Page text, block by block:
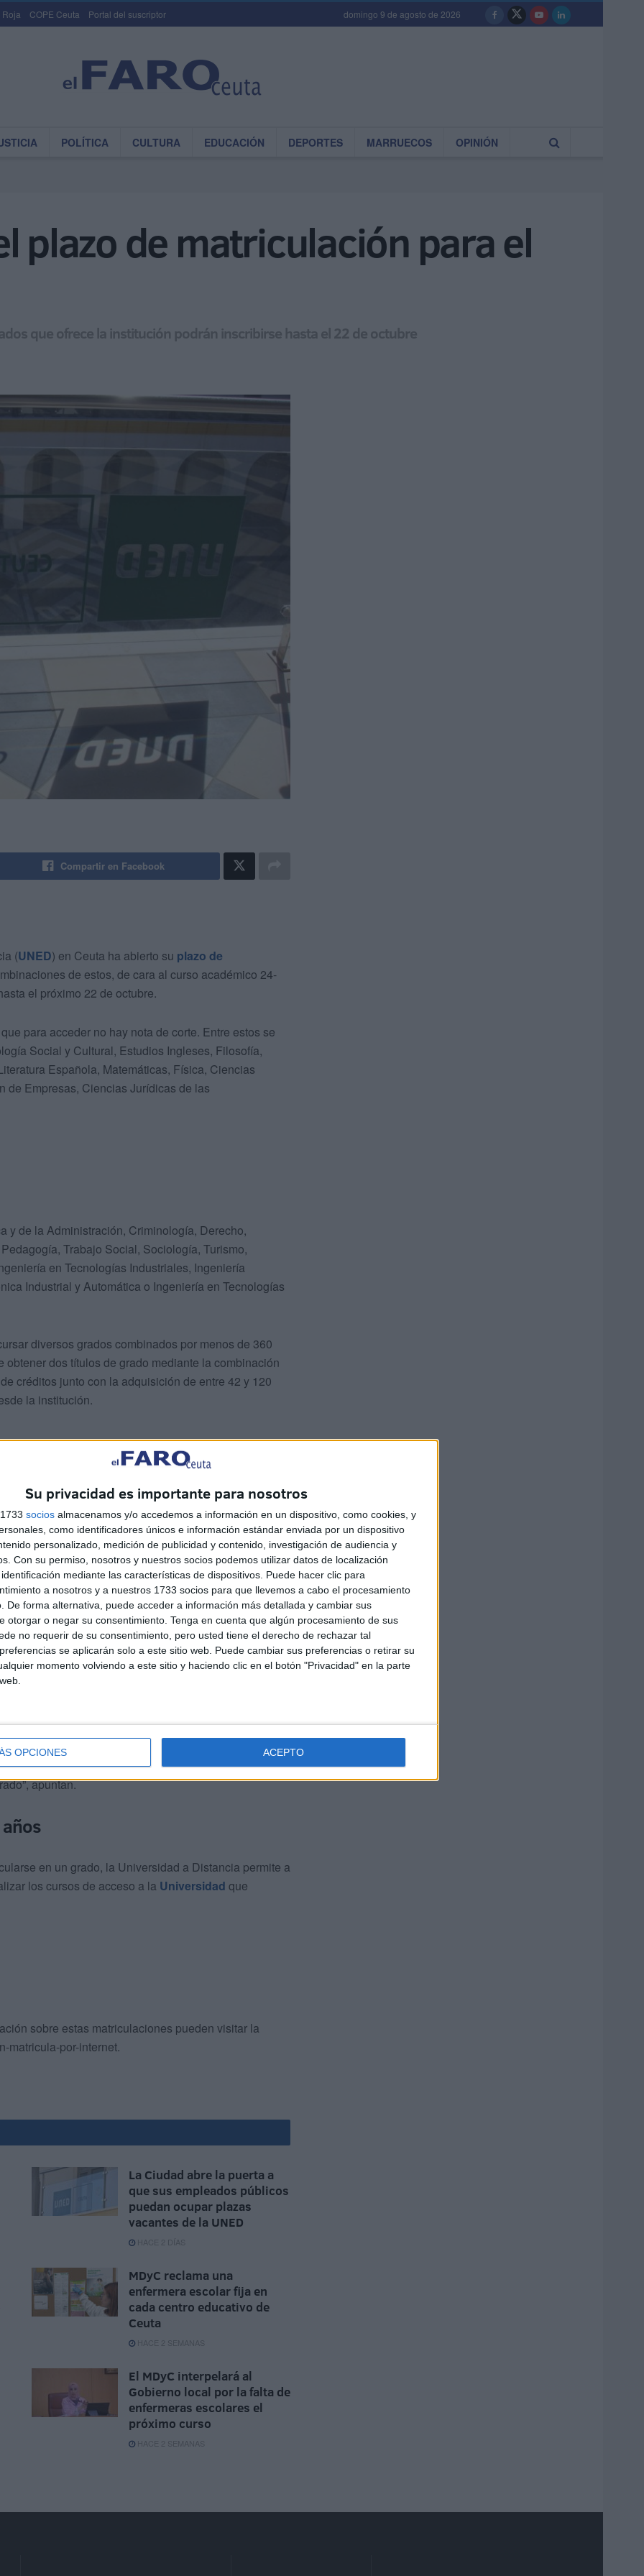
Su privacidad es importante para nosotros
socios almacenamos y/o accedemos a información en un dispositivo, como cookies, y
como identificadores únicos e información estándar enviada por un dispositivo
personalizado, medición de publicidad y contenido, investigación de audiencia y
Con su permiso, nosotros y nuestros socios podemos utilizar datos de localización
mediante las características de dispositivos. Puede hacer clic para
a nosotros y a nuestros 1733 socios para que llevemos a cabo el procesamiento
De forma alternativa, puede acceder a información más detallada y cambiar sus
otorgar o negar su consentimiento. Tenga en cuenta que algún procesamiento de sus
no requerir de su consentimiento, pero usted tiene el derecho de rechazar tal
se aplicarán solo a este sitio web. Puede cambiar sus preferencias o retirar su
momento volviendo a este sitio y haciendo clic en el botón "Privacidad" en la parte
OPCIONES ACEPTO
Roja COPE Ceuta Portal del suscriptor domingo 9 de agosto de 2026
POLÍTICA CULTURA EDUCACIÓN DEPORTES MARRUECOS OPINIÓN
plazo de matriculación para el
que ofrece la institución podrán inscribirse hasta el 22 de octubre
Compartir en Facebook
(UNED) en Ceuta ha abierto su plazo de
de estos, de cara al curso académico 24-
el próximo 22 de octubre.
para acceder no hay nota de corte. Entre estos se
Social y Cultural, Estudios Ingleses, Filosofía,
Española, Matemáticas, Física, Ciencias
de Empresas, Ciencias Jurídicas de las
y de la Administración, Criminología, Derecho,
Trabajo Social, Sociología, Turismo,
en Tecnologías Industriales, Ingeniería
Industrial y Automática o Ingeniería en Tecnologías
diversos grados combinados por menos de 360
dos títulos de grado mediante la combinación
créditos junto con la adquisición de entre 42 y 120
la institución.
que se trata de un tipo de enseñanza propia
de nuevas competencias que preparen a
laborales, sociales y tecnológicos”.
y ofrece la posibilidad de, una vez aprobados los
expediente académico del alumno si decide
tengan validez como ECTS oficiales y se consideren
apuntan.
en un grado, la Universidad a Distancia permite a
los cursos de acceso a la Universidad que
sobre estas matriculaciones pueden visitar la
matricula-por-internet.
La Ciudad abre la puerta a
que sus empleados públicos
puedan ocupar plazas
vacantes de la UNED
HACE 2 DÍAS
MDyC reclama una
enfermera escolar fija en
cada centro educativo de
Ceuta
HACE 2 SEMANAS
El MDyC interpelará al
Gobierno local por la falta de
enfermeras escolares el
próximo curso
HACE 2 SEMANAS